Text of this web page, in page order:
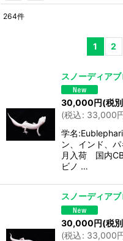
サブカテゴリ
並び順:
264件
1 2
スノーディア
30,000円(税
(税込: 33,000
学名
ン、インド、
月入荷 国内
ビノ …
スノーディア
30,000円(税
(税込: 33,000